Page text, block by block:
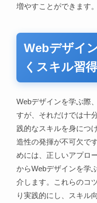
増やすことができます。
Webデザイ
くスキル習
Webデザインを学ぶ際
すが、それだけでは十
践的なスキルを身につ
造性の発揮が不可欠で
めには、正しいアプロ
からWebデザインを学
介します。これらのコ
り実践的にし、スキル